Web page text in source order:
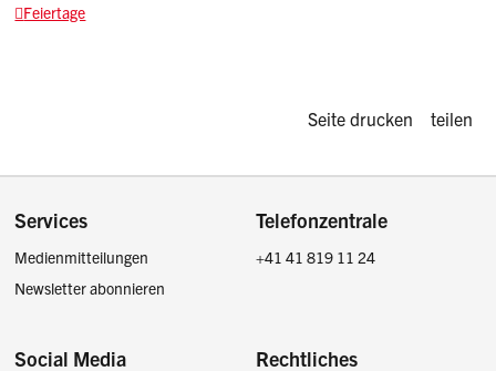
Feiertage
Diese Seite
Seite drucken teilen
Footer
Services
Medienmitteilungen
Newsletter abonnieren
Telefonzentrale
+41 41 819 11 24
Social Media Rechtliches